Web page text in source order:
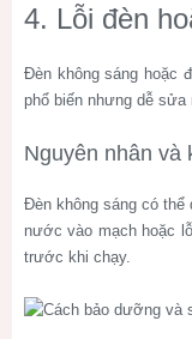
4. Lỗi đèn
Đèn không sáng hoặc
phổ biến nhưng dễ sửa
Nguyên nhân và
Đèn không sáng có thể
nước vào mạch hoặc
trước khi chạy.